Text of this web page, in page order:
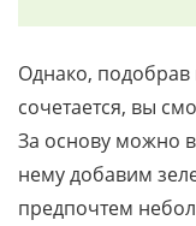
Однако, подобрав
сочетается, вы
За основу можно
нему добавим
предпочтем